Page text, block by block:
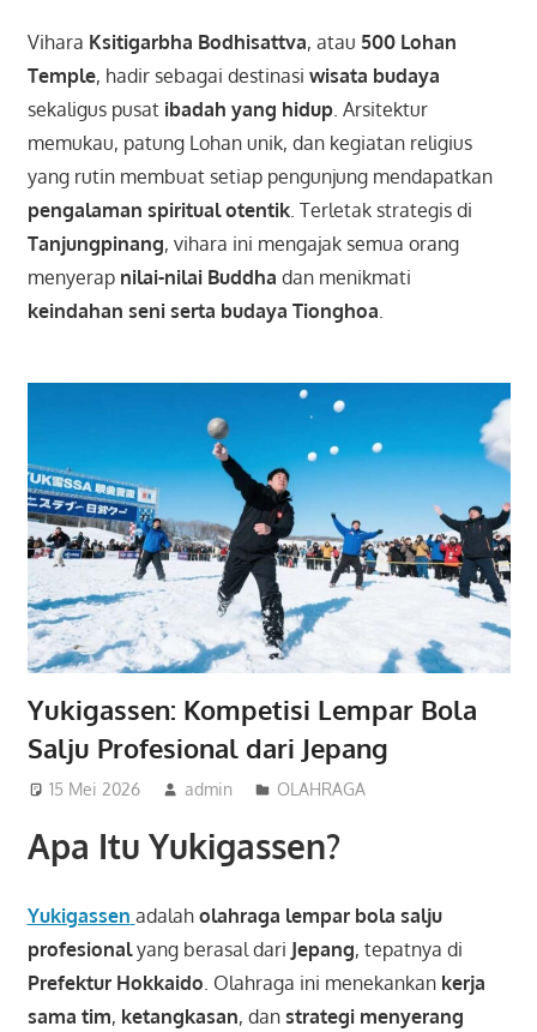
Vihara Ksitigarbha Bodhisattva, atau 500 Lohan
Temple, hadir sebagai destinasi wisata budaya
sekaligus pusat ibadah yang hidup. Arsitektur
memukau, patung Lohan unik, dan kegiatan religius
yang rutin membuat setiap pengunjung mendapatkan
pengalaman spiritual otentik. Terletak strategis di
Tanjungpinang, vihara ini mengajak semua orang
menyerap nilai-nilai Buddha dan menikmati
keindahan seni serta budaya Tionghoa
Yukigassen: Kompetisi Lempar Bola
Salju Profesional dari Jepang
15 Mei 2026 admin OLAHRAGA
Apa Itu Yukigassen?
Yukigassen adalah olahraga lempar bola salju
profesionalyang berasal dari Jepang, tepatnya di
Prefektur Hokkaido. Olahraga ini menekankan kerja
sama tim, ketangkasan, dan strategi menyerang